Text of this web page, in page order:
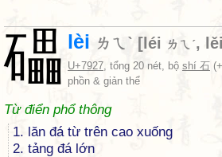
礧 lèi ㄌㄟˋ [ léi ㄌㄟˊ, lěi
U+7927, tổng 20 nét, bộ shí 石
phồn & giản thể
Từ điển phổ thông
1. lăn đá từ trên cao xuống
2. tảng đá lớn